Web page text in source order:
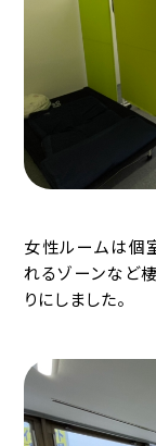
女性ルームは個
れるゾーンなど
りにしました。